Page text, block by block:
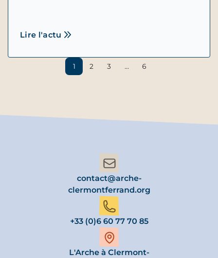
Lire l'actu
1 2 3 … 6
contact@arche-
clermontferrand.org
+33 (0)6 60 77 70 85
L'Arche à Clermont-